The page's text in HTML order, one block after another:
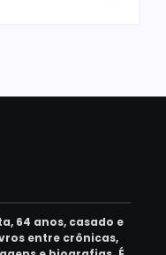
64 anos, casado e
entre crônicas,